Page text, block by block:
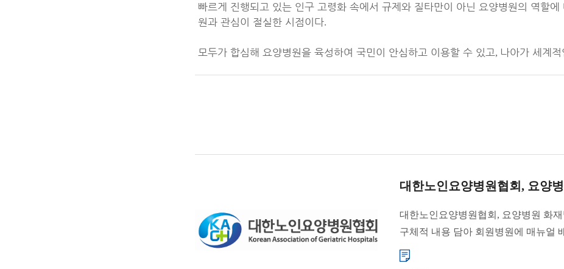
빠르게 진행되고 있는 인구 고령화 속에서 규제와 질타만이 아닌 요양병원의 역할에
원과 관심이 절실한 시점이다.
모두가 합심해 요양병원을 육성하여 국민이 안심하고 이용할 수 있고, 나아가 세계
대한노인요양병원협회, 요양
대한노인요양병원협회, 요양병원 화
구체적 내용 담아 회원병원에 매뉴얼
방화사고를 계기...